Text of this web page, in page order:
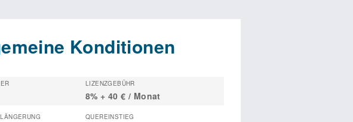
Konditionen
LIZENZGEBÜHR
8% + 40 € / Monat
QUEREINSTIEG